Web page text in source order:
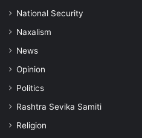
National Security
Naxalism
News
Opinion
Politics
Rashtra Sevika Samiti
Religion